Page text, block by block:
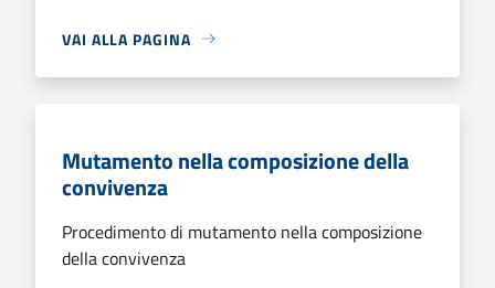
VAI ALLA PAGINA
Mutamento nella composizione della
convivenza
Procedimento di mutamento nella composizione
della convivenza